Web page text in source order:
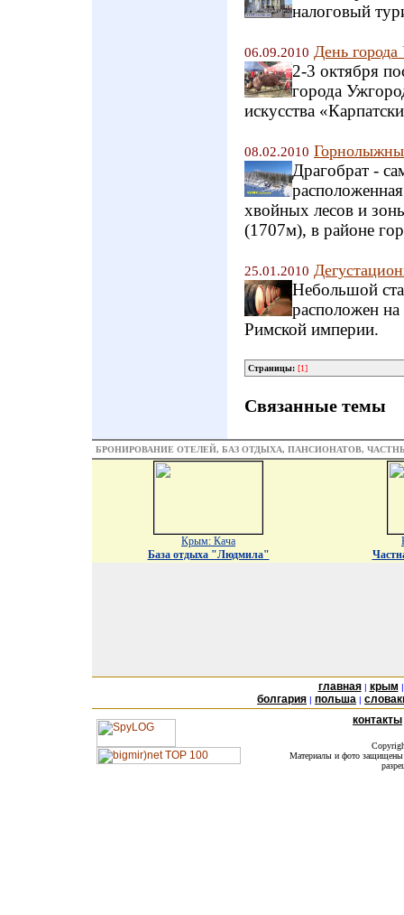
налоговый
06.09.2010 День
2-3 октября
города
искусства
08.02.2010
Драгобрат -
хвойных лесов и
(1707м), в районе
25.01.2010
Небольшой
расположен на
Римской империи.
Страницы: [1]
Связанные темы
БРОНИРОВАНИЕ ОТЕЛЕЙ, БАЗ ОТДЫХА, ПАНСИОНАТОВ,
Крым: Кача
База отдыха "Людмила"
главная| крым
болгария | польша |
контакты
Материалы и фото защищены